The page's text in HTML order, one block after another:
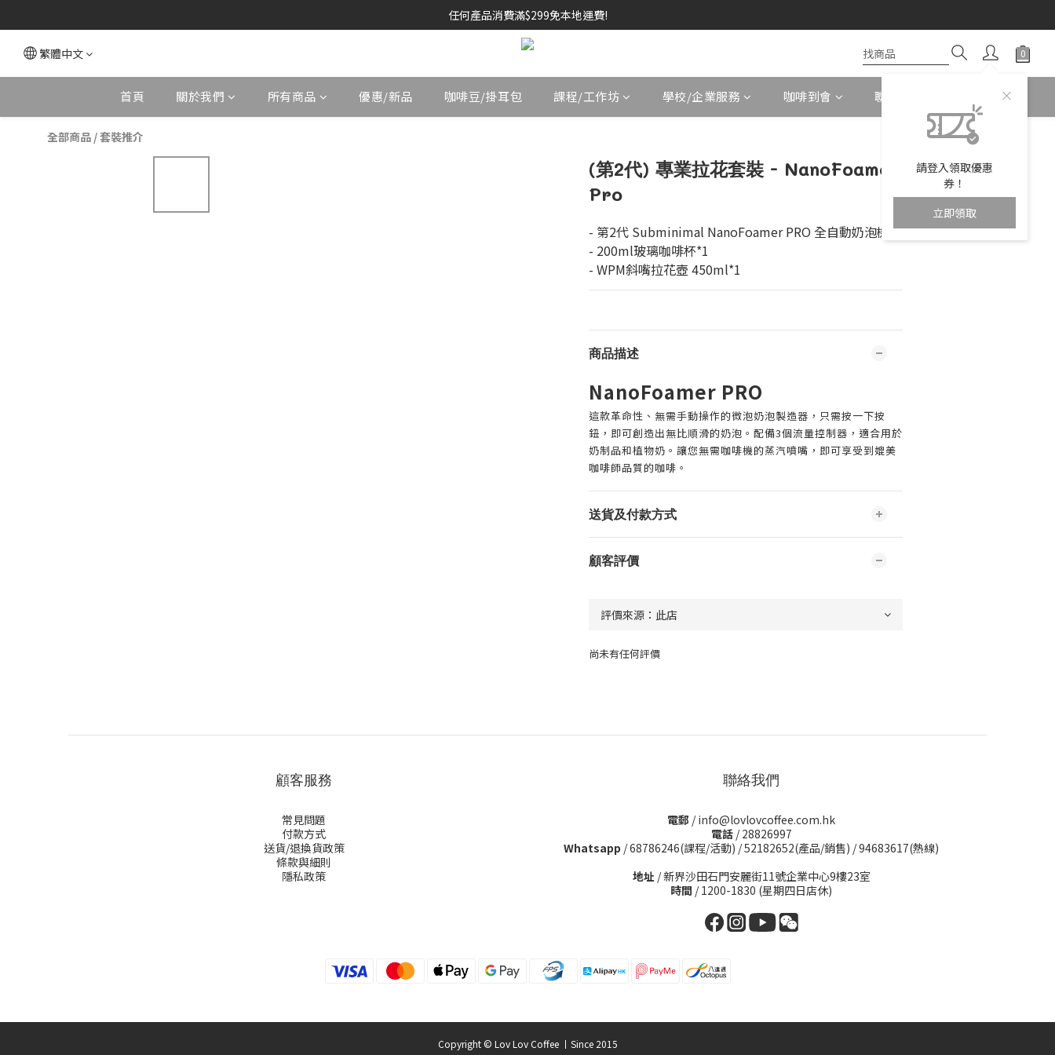
任何產品消費滿$299免本地運費!
繁體中文
請登入領取優惠
券！
立即領取
首頁 關於我們 所有商品 優惠/新品 咖啡豆/掛耳包 課程/工作坊 學校/企業服務 咖啡到會 聯絡我們
全部商品 /套裝推介
(第2代) 專業拉花套裝 - NanoFoamer
Pro
- 第2代 Subminimal NanoFoamer PRO 全自動奶泡機*1
- 200ml玻璃咖啡杯*1
- WPM斜嘴拉花壺 450ml*1
商品描述
NanoFoamer PRO
這款革命性、無需手動操作的微泡奶泡製造器，只需按一下按
鈕，即可創造出無比順滑的奶泡。配備3個流量控制器，適合用於
奶制品和植物奶。讓您無需咖啡機的蒸汽噴嘴，即可享受到媲美
咖啡師品質的咖啡。
送貨及付款方式
顧客評價
尚未有任何評價
顧客服務
常見問題
付款方式
送貨/退換貨政策
條款與細則
隱私政策
聯絡我們
電郵 / info@lovlovcoffee.com.hk
電話/ 28826997
Whatsapp /68786246(課程/活動) /52182652(產品/銷售) /94683617(熱線)
地址 / 新界沙田石門安麗街11號企業中心9樓23室
時間 / 1200-1830 (星期四日店休)
Copyright © Lov Lov Coffee 丨Since 2015